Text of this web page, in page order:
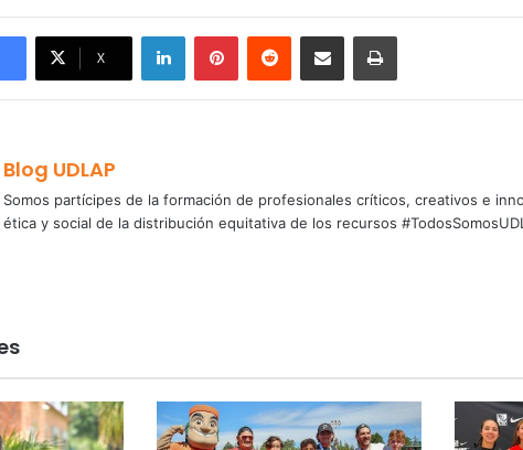
X
LinkedInPinterestReddit Share via Email Print
Blog UDLAP
Somos partícipes de la formación de profesionales críticos, creativos e
ética y social de la distribución equitativa de los recursos